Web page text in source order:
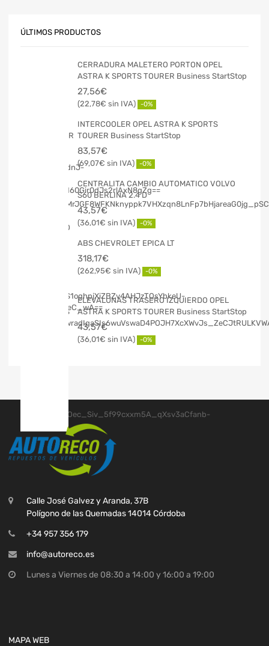
ÚLTIMOS PRODUCTOS
CERRADURA MALETERO PORTON OPEL
ASTRA K SPORTS TOURER Business StartStop
27,56€
22,78€ -0%
INTERCOOLER OPEL ASTRA K SPORTS
TOURER Business StartStop
83,57€
69,07€ -0%
CENTRALITA CAMBIO AUTOMATICO VOLVO
S60 BERLINA 2.4 D
43,57€
36,01€ -0%
ABS CHEVROLET EPICA LT
318,17€
262,95€ -0%
ELEVALUNAS TRASERO IZQUIERDO OPEL
ASTRA K SPORTS TOURER Business StartStop
43,57€
36,01€ -0%
Calle José Galvez y Aranda, 37B
Polígono de las Quemadas 14014 Córdoba
+34 957 356 179
info@autoreco.es
Lunes a Viernes de 08:30 a 14:00 y 16:00 a 19:00
MAPA WEB